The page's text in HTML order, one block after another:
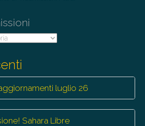
luglio 26
Sahara Libre